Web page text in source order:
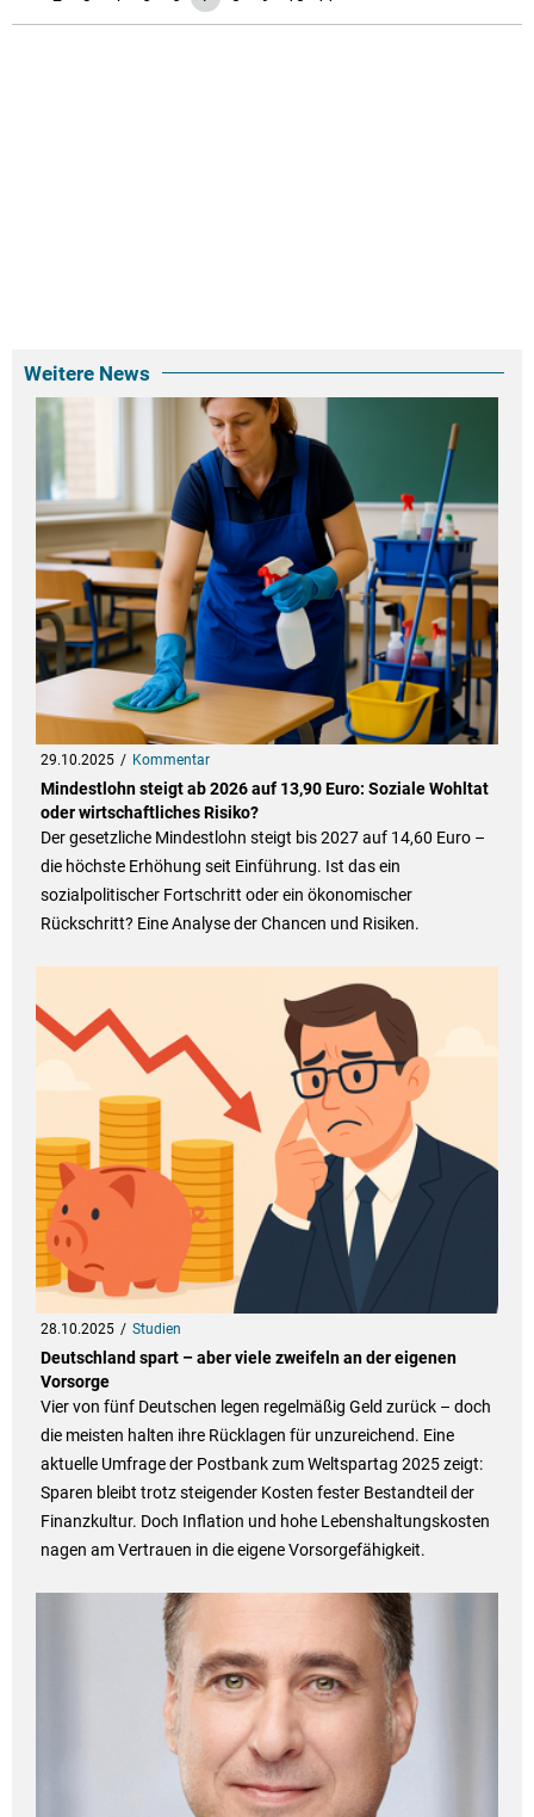
Weitere News
29.10.2025 Kommentar
Mindestlohn steigt ab 2026 auf 13,90 Euro: Soziale Wohltat
oder wirtschaftliches Risiko?
Der gesetzliche Mindestlohn steigt bis 2027 auf 14,60 Euro –
die höchste Erhöhung seit Einführung. Ist das ein
sozialpolitischer Fortschritt oder ein ökonomischer
Rückschritt? Eine Analyse der Chancen und Risiken.
28.10.2025 Studien
Deutschland spart – aber viele zweifeln an der eigenen
Vorsorge
Vier von fünf Deutschen legen regelmäßig Geld zurück – doch
die meisten halten ihre Rücklagen für unzureichend. Eine
aktuelle Umfrage der Postbank zum Weltspartag 2025 zeigt:
Sparen bleibt trotz steigender Kosten fester Bestandteil der
Finanzkultur. Doch Inflation und hohe Lebenshaltungskosten
nagen am Vertrauen in die eigene Vorsorgefähigkeit.